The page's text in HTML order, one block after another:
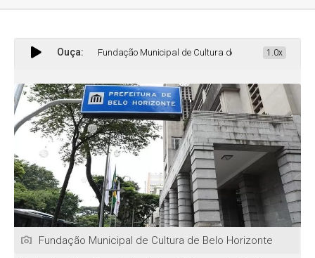
Ouça:
Fundação Municipal de Cultura de BH abre vagas de nível
1.0x
Fundação Municipal de Cultura de Belo Horizonte